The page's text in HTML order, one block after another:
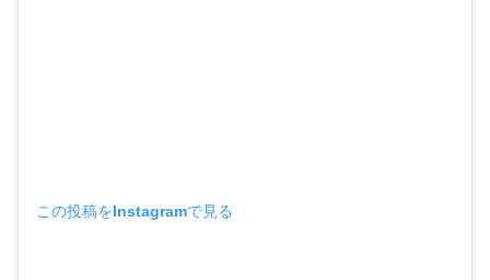
この投稿をInstagramで見る